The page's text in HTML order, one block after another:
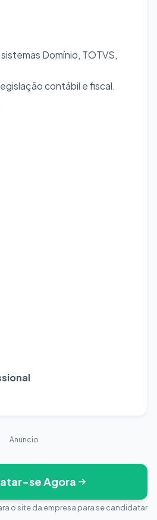
Domínio, TOTVS,
contábil e fiscal.
Anuncio
se Agora
o site da empresa para se candidatar